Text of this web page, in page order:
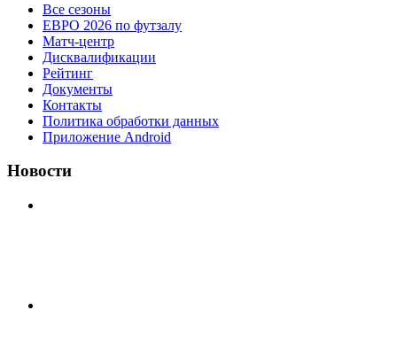
Все сезоны
ЕВРО 2026 по футзалу
Матч-центр
Дисквалификации
Рейтинг
Документы
Контакты
Политика обработки данных
Приложение Android
Новости